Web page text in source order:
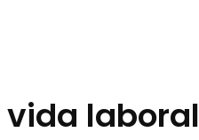
vida laboral